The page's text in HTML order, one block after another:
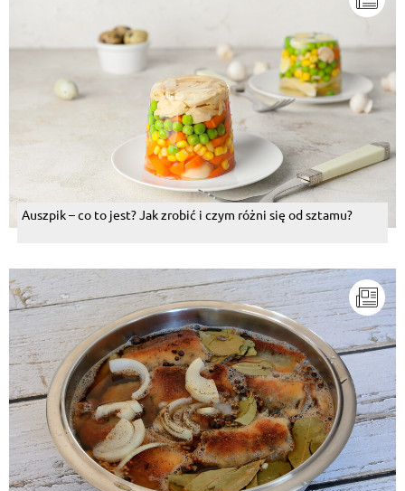
Auszpik – co to jest? Jak zrobić i czym różni się od sztamu?